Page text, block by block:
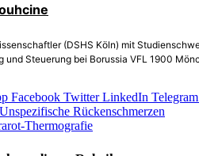
(DSHS Köln) mit
und Steuerung bei Borussia VFL 1900
Facebook Twitter LinkedIn Telegram
Unspezifische Rückenschmerzen
Thermografie